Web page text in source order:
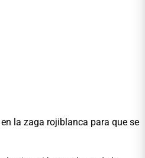
la zaga rojiblanca para que se